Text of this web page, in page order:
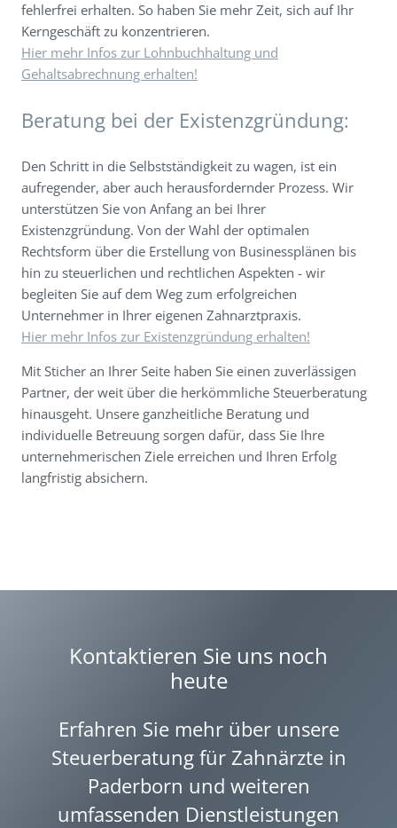
fehlerfrei erhalten. So haben Sie mehr Zeit, sich auf Ihr
Kerngeschäft zu konzentrieren.
Hier mehr Infos zur Lohnbuchhaltung und
Gehaltsabrechnung erhalten!
Beratung bei der Existenzgründung:
Den Schritt in die Selbstständigkeit zu wagen, ist ein
aufregender, aber auch herausfordernder Prozess. Wir
unterstützen Sie von Anfang an bei Ihrer
Existenzgründung. Von der Wahl der optimalen
Rechtsform über die Erstellung von Businessplänen bis
hin zu steuerlichen und rechtlichen Aspekten - wir
begleiten Sie auf dem Weg zum erfolgreichen
Unternehmer in Ihrer eigenen Zahnarztpraxis.
Hier mehr Infos zur Existenzgründung erhalten!
Mit Sticher an Ihrer Seite haben Sie einen zuverlässigen
Partner, der weit über die herkömmliche Steuerberatung
hinausgeht. Unsere ganzheitliche Beratung und
individuelle Betreuung sorgen dafür, dass Sie Ihre
unternehmerischen Ziele erreichen und Ihren Erfolg
langfristig absichern.
Kontaktieren Sie uns noch
heute
Erfahren Sie mehr über unsere
Steuerberatung für Zahnärzte in
Paderborn und weiteren
umfassenden Dienstleistungen